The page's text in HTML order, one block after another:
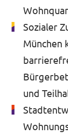
Sozialer
München
und